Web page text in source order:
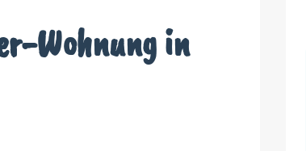
Wohnung in